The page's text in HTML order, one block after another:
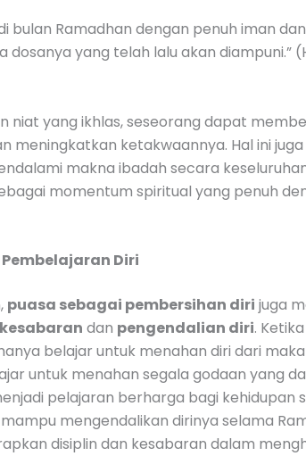
bulan Ramadhan dengan penuh iman dan
yang telah lalu akan diampuni.”
niat yang ikhlas, seseorang dapat
meningkatkan ketakwaannya. Hal ini
makna ibadah secara
momentum spiritual yang penuh
Diri
puasa sebagai pembersihan diri juga
kesabaran dan pengendalian diri.
belajar untuk menahan diri dari
untuk menahan segala godaan yang
pelajaran berharga bagi kehidupan
mengendalikan dirinya selama
disiplin dan kesabaran dalam